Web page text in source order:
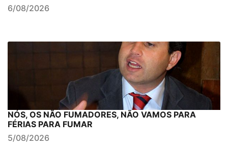
6/08/2026
NÓS, OS NÃO FUMADORES, NÃO VAMOS PARA
FÉRIAS PARA FUMAR
5/08/2026